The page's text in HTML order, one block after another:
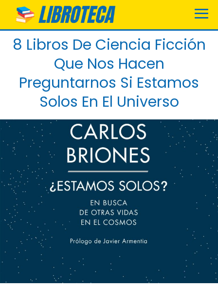
8 Libros De Ciencia Ficción
Que Nos Hacen
Preguntarnos Si Estamos
Solos En El Universo